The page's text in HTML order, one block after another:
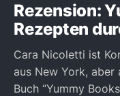
Rezension:
Rezepten
Cara Nicoletti ist
aus New York, aber
Buch “Yummy